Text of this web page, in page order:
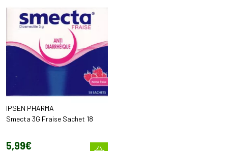
IPSEN PHARMA
Smecta 3G Fraise Sachet 18
5,99€